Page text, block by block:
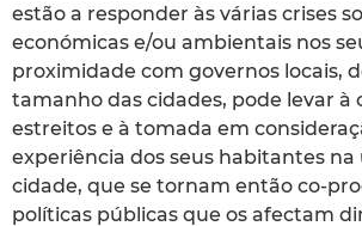
estão a responder às várias crises
económicas e/ou ambientais nos
proximidade com governos locais,
tamanho das cidades, pode levar à
estreitos e à tomada em
experiência dos seus habitantes na
cidade, que se tornam então co-
políticas públicas que os afectam